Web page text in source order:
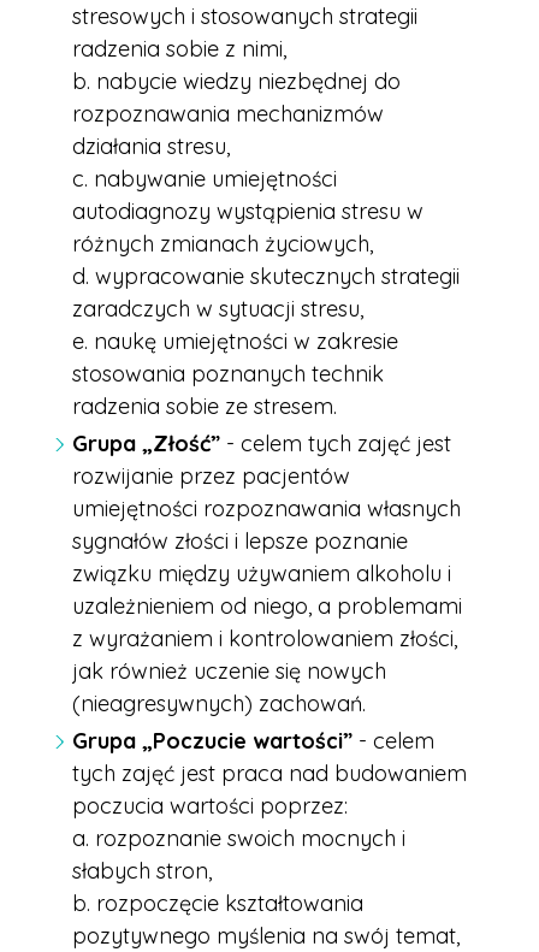
stresowych i stosowanych strategii
radzenia sobie z nimi,
b. nabycie wiedzy niezbędnej do
rozpoznawania mechanizmów
działania stresu,
c. nabywanie umiejętności
autodiagnozy wystąpienia stresu w
różnych zmianach życiowych,
d. wypracowanie skutecznych strategii
zaradczych w sytuacji stresu,
e. naukę umiejętności w zakresie
stosowania poznanych technik
radzenia sobie ze stresem.
Grupa „Złość” - celem tych zajęć jest
rozwijanie przez pacjentów
umiejętności rozpoznawania własnych
sygnałów złości i lepsze poznanie
związku między używaniem alkoholu i
uzależnieniem od niego, a problemami
z wyrażaniem i kontrolowaniem złości,
jak również uczenie się nowych
(nieagresywnych) zachowań.
Grupa „Poczucie wartości” - celem
tych zajęć jest praca nad budowaniem
poczucia wartości poprzez:
a. rozpoznanie swoich mocnych i
słabych stron,
b. rozpoczęcie kształtowania
pozytywnego myślenia na swój temat,